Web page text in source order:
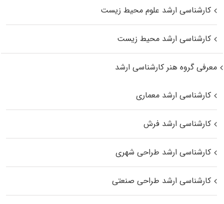
کارشناسی ارشد علوم محیط‌ زیست
کارشناسی ارشد محیط زیست
معرفی گروه هنر کارشناسی ارشد
کارشناسی ارشد معماری
کارشناسی ارشد فرش
کارشناسی ارشد طراحی شهری
کارشناسی ارشد طراحی صنعتی